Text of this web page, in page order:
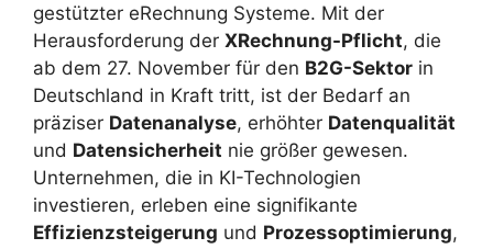
gestützter eRechnung Systeme. Mit der
Herausforderung der XRechnung-Pflicht, die
ab dem 27. November für den B2G-Sektor in
Deutschland in Kraft tritt, ist der Bedarf an
präziser Datenanalyse, erhöhter Datenqualität
und Datensicherheit nie größer gewesen.
Unternehmen, die in KI-Technologien
investieren, erleben eine signifikante
Effizienzsteigerung und Prozessoptimierung,